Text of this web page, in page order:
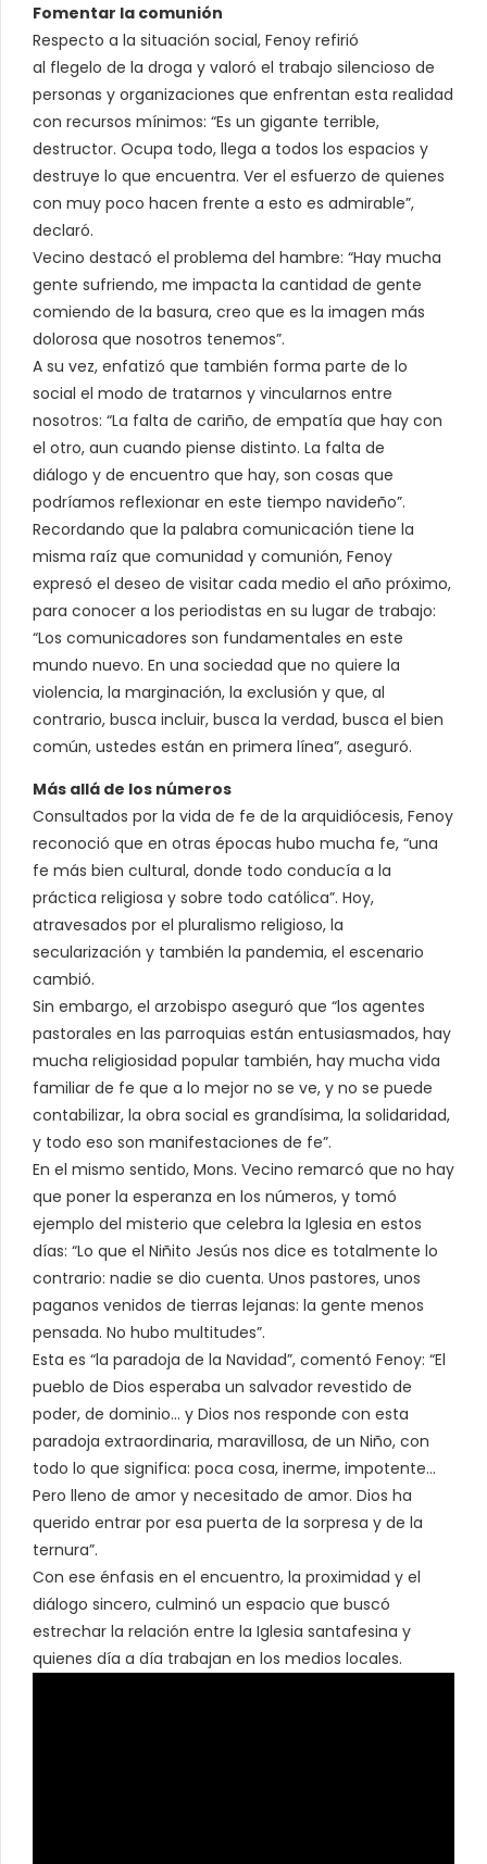
Fomentar la comunión
Respecto a la situación social, Fenoy refirió
al flegelo de la droga y valoró el trabajo silencioso de
personas y organizaciones que enfrentan esta realidad
con recursos mínimos: “Es un gigante terrible,
destructor. Ocupa todo, llega a todos los espacios y
destruye lo que encuentra. Ver el esfuerzo de quienes
con muy poco hacen frente a esto es admirable”,
declaró.
Vecino destacó el problema del hambre: “Hay mucha
gente sufriendo, me impacta la cantidad de gente
comiendo de la basura, creo que es la imagen más
dolorosa que nosotros tenemos”.
A su vez, enfatizó que también forma parte de lo
social el modo de tratarnos y vincularnos entre
nosotros: “La falta de cariño, de empatía que hay con
el otro, aun cuando piense distinto. La falta de
diálogo y de encuentro que hay, son cosas que
podríamos reflexionar en este tiempo navideño”.
Recordando que la palabra comunicación tiene la
misma raíz que comunidad y comunión, Fenoy
expresó el deseo de visitar cada medio el año próximo,
para conocer a los periodistas en su lugar de trabajo:
“Los comunicadores son fundamentales en este
mundo nuevo. En una sociedad que no quiere la
violencia, la marginación, la exclusión y que, al
contrario, busca incluir, busca la verdad, busca el bien
común, ustedes están en primera línea”, aseguró.
Más allá de los números
Consultados por la vida de fe de la arquidiócesis, Fenoy
reconoció que en otras épocas hubo mucha fe, “una
fe más bien cultural, donde todo conducía a la
práctica religiosa y sobre todo católica”. Hoy,
atravesados por el pluralismo religioso, la
secularización y también la pandemia, el escenario
cambió.
Sin embargo, el arzobispo aseguró que “los agentes
pastorales en las parroquias están entusiasmados, hay
mucha religiosidad popular también, hay mucha vida
familiar de fe que a lo mejor no se ve, y no se puede
contabilizar, la obra social es grandísima, la solidaridad,
y todo eso son manifestaciones de fe”.
En el mismo sentido, Mons. Vecino remarcó que no hay
que poner la esperanza en los números, y tomó
ejemplo del misterio que celebra la Iglesia en estos
días: “Lo que el Niñito Jesús nos dice es totalmente lo
contrario: nadie se dio cuenta. Unos pastores, unos
paganos venidos de tierras lejanas: la gente menos
pensada. No hubo multitudes”.
Esta es “la paradoja de la Navidad”, comentó Fenoy: “El
pueblo de Dios esperaba un salvador revestido de
poder, de dominio… y Dios nos responde con esta
paradoja extraordinaria, maravillosa, de un Niño, con
todo lo que significa: poca cosa, inerme, impotente…
Pero lleno de amor y necesitado de amor. Dios ha
querido entrar por esa puerta de la sorpresa y de la
ternura”.
Con ese énfasis en el encuentro, la proximidad y el
diálogo sincero, culminó un espacio que buscó
estrechar la relación entre la Iglesia santafesina y
quienes día a día trabajan en los medios locales.